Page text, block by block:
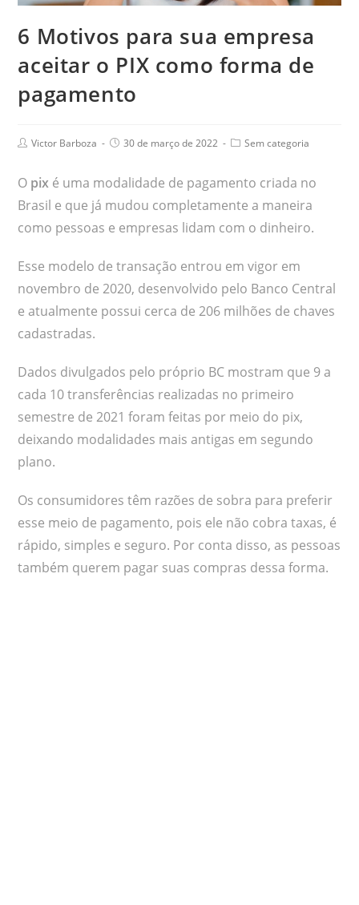
6 Motivos para sua empresa
aceitar o PIX como forma de
pagamento
Victor Barboza 30 de março de 2022 Sem categoria
O pix é uma modalidade de pagamento criada no
Brasil e que já mudou completamente a maneira
como pessoas e empresas lidam com o dinheiro.
Esse modelo de transação entrou em vigor em
novembro de 2020, desenvolvido pelo Banco Central
e atualmente possui cerca de 206 milhões de chaves
cadastradas.
Dados divulgados pelo próprio BC mostram que 9 a
cada 10 transferências realizadas no primeiro
semestre de 2021 foram feitas por meio do pix,
deixando modalidades mais antigas em segundo
plano.
Os consumidores têm razões de sobra para preferir
esse meio de pagamento, pois ele não cobra taxas, é
rápido, simples e seguro. Por conta disso, as pessoas
também querem pagar suas compras dessa forma.